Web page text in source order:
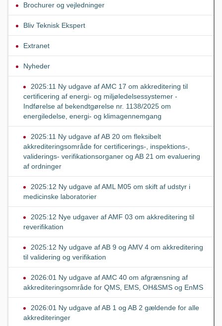
Brochurer og vejledninger
Bliv Teknisk Ekspert
Extranet
Nyheder
2025:11 Ny udgave af AMC 17 om akkreditering til
certificering af energi- og miljøledelsessystemer -
Indførelse af bekendtgørelse nr. 1138/2025 om
energiledelse, energi- og klimagennemgang
2025:11 Ny udgave af AB 20 om fleksibelt
akkrediteringsområde for certificerings-, inspektions-,
validerings- verifikationsorganer og AB 21 om evaluering
af ordninger
2025:12 Ny udgave af AML M05 om skift af udstyr i
medicinske laboratorier
2025:12 Nye udgaver af AMF 03 om akkreditering til
reverifikation
2025:12 Ny udgave af AB 9 og AMV 4 om akkreditering
til validering og verifikation
2026:01 Ny udgave af AMC 40 om afgrænsning af
akkrediteringsområde for QMS, EMS, OH&SMS og EnMS
2026:01 Ny udgave af AB 1 og AB 2 gældende for alle
akkrediteringer